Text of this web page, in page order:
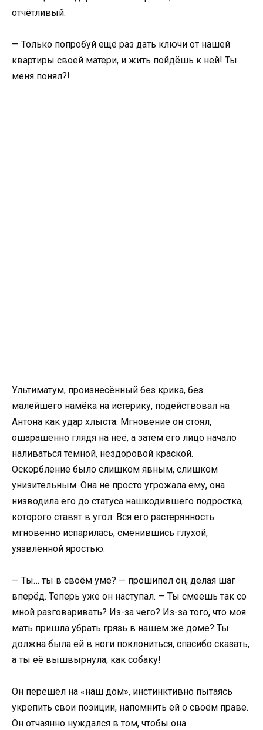
отчётливый.
— Только попробуй ещё раз дать ключи от нашей
квартиры своей матери, и жить пойдёшь к ней! Ты
меня понял?!
Ультиматум, произнесённый без крика, без
малейшего намёка на истерику, подействовал на
Антона как удар хлыста. Мгновение он стоял,
ошарашенно глядя на неё, а затем его лицо начало
наливаться тёмной, нездоровой краской.
Оскорбление было слишком явным, слишком
унизительным. Она не просто угрожала ему, она
низводила его до статуса нашкодившего подростка,
которого ставят в угол. Вся его растерянность
мгновенно испарилась, сменившись глухой,
уязвлённой яростью.
— Ты… ты в своём уме? — прошипел он, делая шаг
вперёд. Теперь уже он наступал. — Ты смеешь так со
мной разговаривать? Из-за чего? Из-за того, что моя
мать пришла убрать грязь в нашем же доме? Ты
должна была ей в ноги поклониться, спасибо сказать,
а ты её вышвырнула, как собаку!
Он перешёл на «наш дом», инстинктивно пытаясь
укрепить свои позиции, напомнить ей о своём праве.
Он отчаянно нуждался в том, чтобы она